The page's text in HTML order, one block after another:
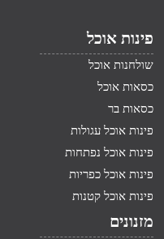
פינות אוכל
שולחנות אוכל
כסאות אוכל
כסאות בר
פינות אוכל עגולות
פינות אוכל נפתחות
פינות אוכל כפריות
פינות אוכל קטנות
מזנונים